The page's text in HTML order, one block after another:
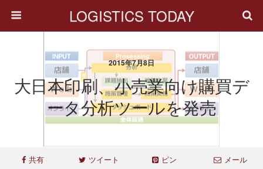
LOGISTICS TODAY
2015年7月8日
大日本印刷、小売業向け購買デ
ータ分析ツールを発売
共有 ツイート ピン メール